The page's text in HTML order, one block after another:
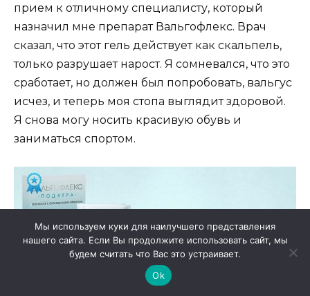
прием к отличному специалисту, который
назначил мне препарат Вальгофлекс. Врач
сказал, что этот гель действует как скальпель,
только разрушает нарост. Я сомневался, что это
сработает, но должен был попробовать, вальгус
исчез, и теперь моя стопа выглядит здоровой.
Я снова могу носить красивую обувь и
заниматься спортом.
Мы используем куки для наилучшего представления
нашего сайта. Если Вы продолжите использовать сайт, мы
будем считать что Вас это устраивает.
Ok